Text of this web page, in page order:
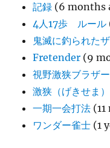
記録 (6 months
4人17歩 ルール
鬼滅に釣られた
Fretender (9
視野激狭ブラザ
激狭（げきせま
一期一会打法
ワンダー雀士 (1